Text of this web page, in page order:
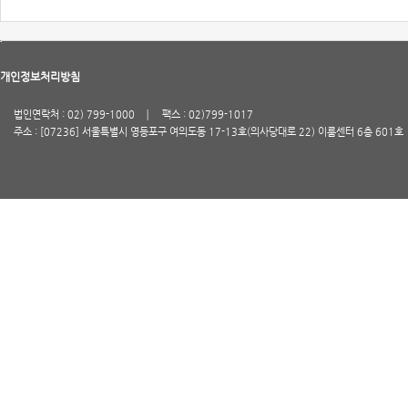
개인정보처리방침
법인연락처 : 02) 799-1000
팩스 : 02)799-1017
주소 : [07236] 서울특별시 영등포구 여의도동 17-13호(의사당대로 22) 이룸센터 6층 601호